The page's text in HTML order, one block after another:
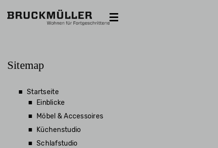
Projekte
Appartement D.
Appartement B.
Sitemap
Startseite
Einblicke
Möbel & Accessoires
Küchenstudio
Schlafstudio